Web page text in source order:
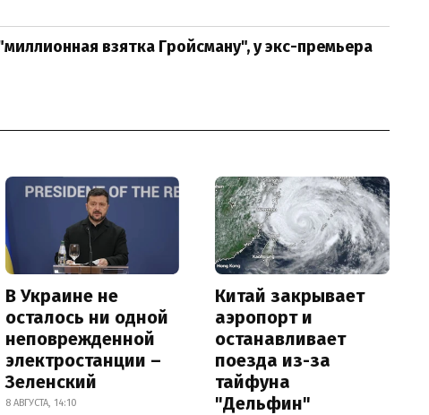
взятка Гройсману", у экс-премьера
В Украине не
осталось ни одной
неповрежденной
электростанции –
Зеленский
8 АВГУСТА, 14:10
Китай закрывает
аэропорт и
останавливает
поезда из-за
тайфуна
"Дельфин"